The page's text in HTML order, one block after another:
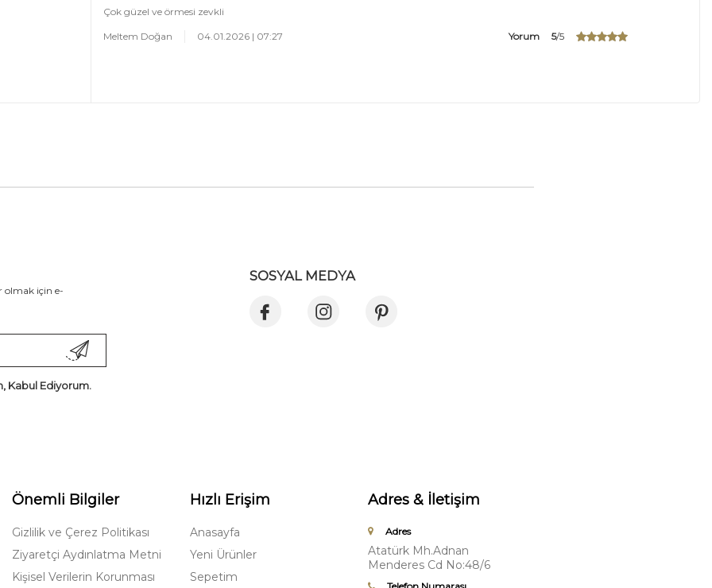
Çok güzel ve örmesi zevkli
Meltem Doğan 04.01.2026 | 07:27 Yorum 5/5
olmak için e-
Kabul Ediyorum.
SOSYAL MEDYA
Önemli Bilgiler
Gizlilik ve Çerez Politikası
Ziyaretçi Aydınlatma Metni
Kişisel Verilerin Korunması
Hızlı Erişim
Anasayfa
Yeni Ürünler
Sepetim
Adres & İletişim
Adres
Atatürk Mh.Adnan
Menderes Cd No:48/6